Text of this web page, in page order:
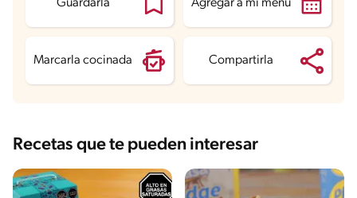
Guardarla Agregar a mi menú
Marcarla cocinada Compartirla
Recetas que te pueden interesar